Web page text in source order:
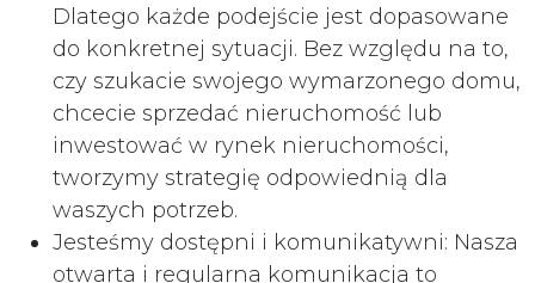
Dlatego każde podejście jest dopasowane
do konkretnej sytuacji. Bez względu na to,
czy szukacie swojego wymarzonego domu,
chcecie sprzedać nieruchomość lub
inwestować w rynek nieruchomości,
tworzymy strategię odpowiednią dla
waszych potrzeb.
Jesteśmy dostępni i komunikatywni: Nasza
otwarta i regularna komunikacja to